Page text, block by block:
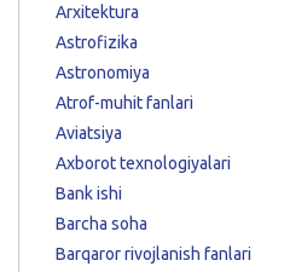
Arxitektura
Astrofizika
Astronomiya
Atrof-muhit fanlari
Aviatsiya
Axborot texnologiyalari
Bank ishi
Barcha soha
Barqaror rivojlanish fanlari